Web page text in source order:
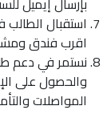
استقبال
اقرب فندق
نستمر في دعم
والحصول على
المواصلات